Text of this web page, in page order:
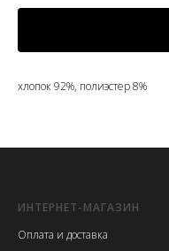
хлопок 92%, полиэстер 8%
ИНТЕРНЕТ-МАГАЗИН
Оплата и доставка